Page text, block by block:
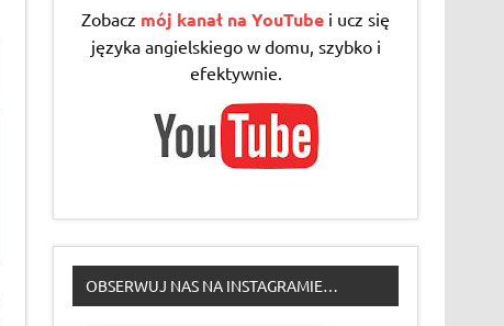
Zobacz mój kanał na YouTube i ucz się
języka angielskiego w domu, szybko i
efektywnie.
OBSERWUJ NAS NA INSTAGRAMIE…